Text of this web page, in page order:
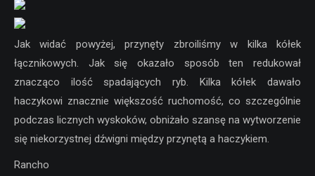
Jak widać powyżej, przynęty zbroiliśmy w kilka kółek
łącznikowych. Jak się okazało sposób ten redukował
znacząco ilość spadających ryb. Kilka kółek dawało
haczykowi znacznie większość ruchomość, co szczególnie
podczas licznych wyskoków, obniżało szansę na wytworzenie
się niekorzystnej dźwigni między przynętą a haczykiem.
Rancho